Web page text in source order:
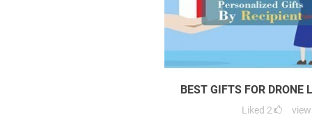
BEST GIFTS FOR DRONE
2
Liked